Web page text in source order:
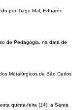
por Tiago Mal, Eduardo
de Pedagogia, na data de
Metalúrgicos de São Carlos
quinta-feira (14), a Santa